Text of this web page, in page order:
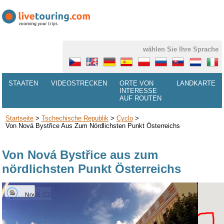
wählen Sie Ihre Sprache
STAATEN VIDEOSTRECKEN
ORTE VON
INTERESSE
AUF ROUTEN
LANDKARTE
Startseite> Tschechische Republik> Cyclo>
Von Nová Bystřice Aus Zum Nördlichsten Punkt Österreichs
Von Nová Bystřice aus zum
nördlichsten Punkt Österreichs
Nová